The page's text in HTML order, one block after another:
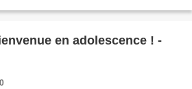
en adolescence ! -